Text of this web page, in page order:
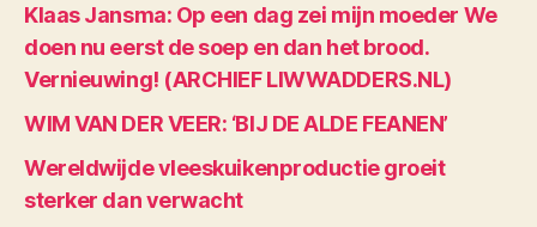
Klaas Jansma: Op een dag zei mijn moeder We
doen nu eerst de soep en dan het brood.
Vernieuwing! (ARCHIEF LIWWADDERS.NL)
WIM VAN DER VEER: ‘BIJ DE ALDE FEANEN’
Wereldwijde vleeskuikenproductie groeit
sterker dan verwacht